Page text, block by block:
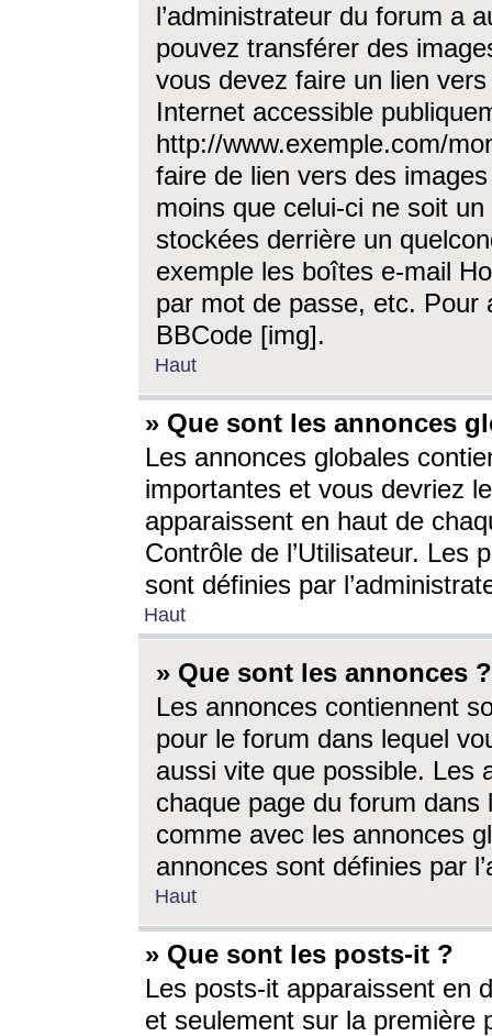
l’administrateur du forum a
pouvez transférer des
vous devez faire un lien
Internet accessible
http://www.exemple.com/
faire de lien vers des
moins que celui-ci ne soit
stockées derrière un
exemple les boîtes e-mail
par mot de passe, etc. Pour
BBCode [img].
Haut
» Que sont les annonces
Les annonces globales
importantes et vous devriez
apparaissent en haut de
Contrôle de l’Utilisateur. Les
sont définies par
Haut
» Que sont les annonces ?
Les annonces contiennent
pour le forum dans lequel
aussi vite que possible. Les
chaque page du forum dans
comme avec les annonces
annonces sont définies par
Haut
» Que sont les posts-it ?
Les posts-it apparaissent en
et seulement sur la première